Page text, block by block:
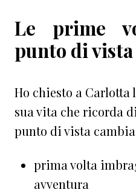
Le prime
punto di vista
Ho chiesto a Carlotta
sua vita che ricorda
punto di vista
prima volta
avventura